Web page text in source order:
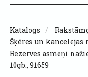
Katalogs
Šķēres un kancelejas
Rezerves asmeņi
10gb., 91659